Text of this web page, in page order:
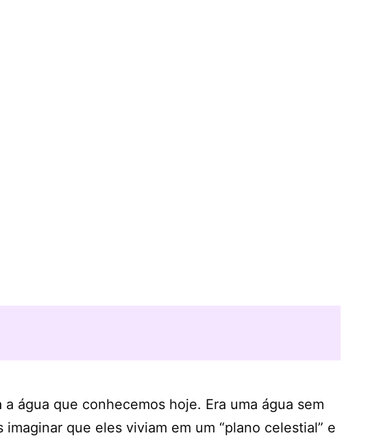
água que conhecemos hoje. Era uma água sem
que eles viviam em um “plano celestial” e